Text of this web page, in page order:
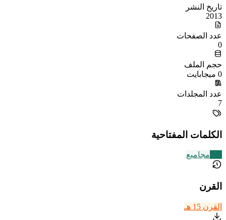
تاريخ النشر
2013
عدد الصفحات
0
حجم الملف
0 ميجابايت
عدد المجلدات
7
الكلمات المفتاحية
مجاميع
القرن
القرن 15 هـ